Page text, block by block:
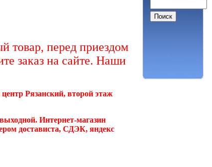
товар, перед приездом
заказ на сайте. Наши
Рязанский, второй этаж
Интернет-магазин
достависта, СДЭК, яндекс